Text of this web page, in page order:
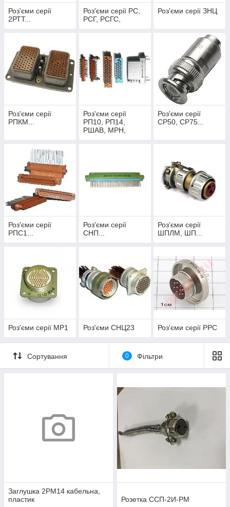
Роз'єми серії
2РТТ...
Роз'єми серії РС,
РСГ, РСГС,
Роз'єми серії ЗНЦ
Роз'єми серії
РПКМ...
Роз'єми серії
РП10, РП14,
РШАВ, МРН,
Роз'єми серії
СР50, СР75...
Роз'єми серії
РПС1...
Роз'єми серії
СНП...
Роз'єми серії
ШПЛМ, ШП...
Роз'єми серії МР1 Роз'єми СНЦ23 Роз'єми серії РРС
Сортування 0 Фільтри
Заглушка 2РМ14 кабельна,
пластик
Розетка ССП-2И-РМ